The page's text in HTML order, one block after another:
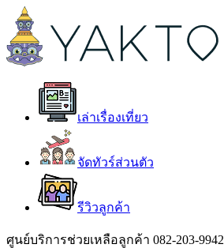
เล่าเรื่องเที่ยว
จัดทัวร์ส่วนตัว
รีวิวลูกค้า
ศูนย์บริการช่วยเหลือลูกค้า 082-203-9942